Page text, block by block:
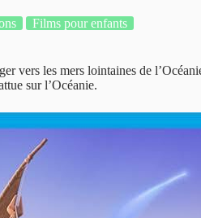
Films pour enfants
vers les mers lointaines de
sur l’Océanie.